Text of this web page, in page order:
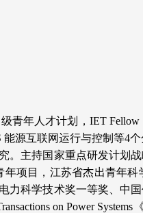
青年人才计划， IET
源互联网运行与控制等4
。主持国家重点研发计划
项目，江苏省杰出青年
力科学技术奖一等奖、中
on Power